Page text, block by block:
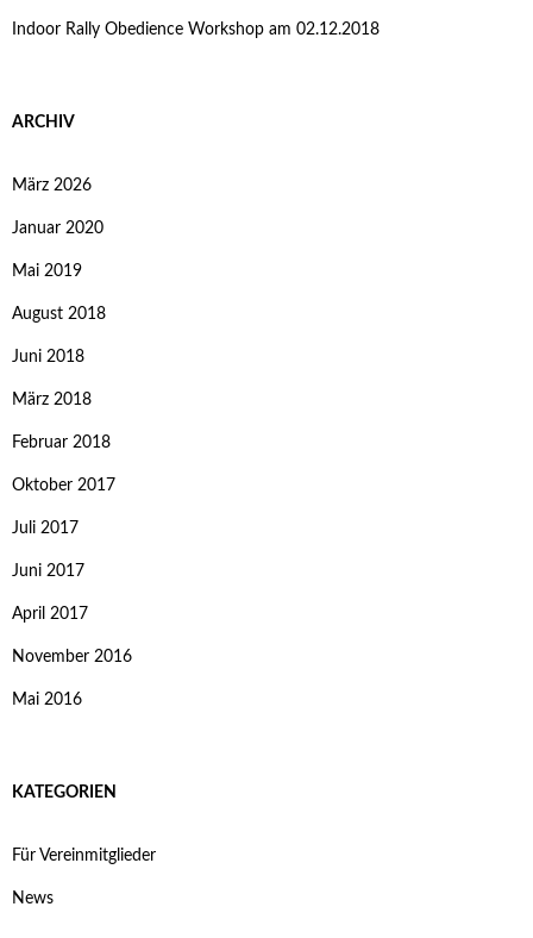
Indoor Rally Obedience Workshop am 02.12.2018
ARCHIV
März 2026
Januar 2020
Mai 2019
August 2018
Juni 2018
März 2018
Februar 2018
Oktober 2017
Juli 2017
Juni 2017
April 2017
November 2016
Mai 2016
KATEGORIEN
Für Vereinmitglieder
News